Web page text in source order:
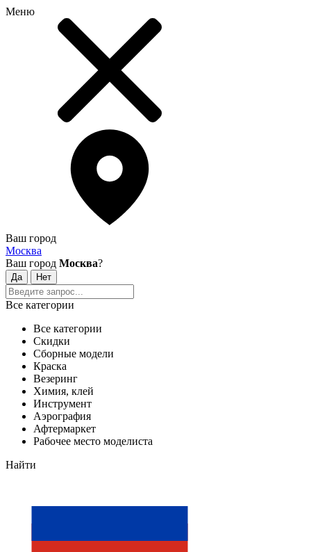
Меню
Ваш город
Москва
Ваш город Москва?
Все категории
Все категории
Скидки
Сборные модели
Краска
Везеринг
Химия, клей
Инструмент
Аэрография
Афтермаркет
Рабочее место моделиста
Найти